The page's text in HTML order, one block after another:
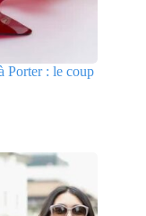
Porter : le coup